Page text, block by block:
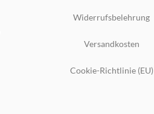
Widerrufsbelehrung
Versandkosten
Cookie-Richtlinie (EU)